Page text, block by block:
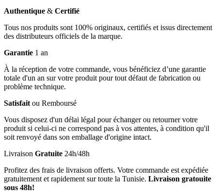
Authentique & Certifié
Tous nos produits sont 100% originaux, certifiés et issus directement
des distributeurs officiels de la marque.
Garantie 1 an
À la réception de votre commande, vous bénéficiez d’une garantie
totale d'un an sur votre produit pour tout défaut de fabrication ou
problème technique.
Satisfait ou Remboursé
Vous disposez d'un délai légal pour échanger ou retourner votre
produit si celui-ci ne correspond pas à vos attentes, à condition qu'il
soit renvoyé dans son emballage d'origine intact.
Livraison Gratuite 24h/48h
Profitez des frais de livraison offerts. Votre commande est expédiée
gratuitement et rapidement sur toute la Tunisie. Livraison gratouite
sous 48h!